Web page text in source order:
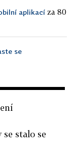
aplikací za 80
se
se stalo se